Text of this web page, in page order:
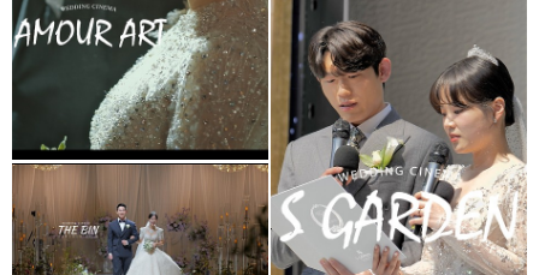
S가든웨딩홀
더빈웨딩컨벤션
가드니아홀(대표촬영)